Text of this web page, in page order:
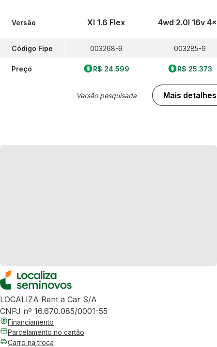
Versão
Código Fipe
Preço
Xl 1.6 Flex
003268-9
R$ 24.599
Versão pesquisada
4wd 2.0l 16v
003285-9
R$ 25.373
Mais detalhes
LOCALIZA Rent a Car S/A
CNPJ nº 16.670.085/0001-55
Financiamento
Parcelamento no cartão
Carro na troca